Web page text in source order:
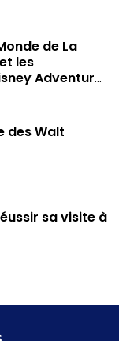
de La
les
Adventure
des Walt
sa visite à